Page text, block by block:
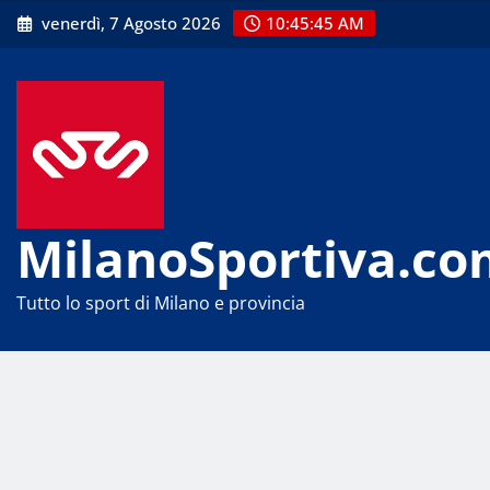
Skip
to
venerdì, 7 Agosto 2026 10:45:46 AM
Tutto lo sport di Milano e provincia